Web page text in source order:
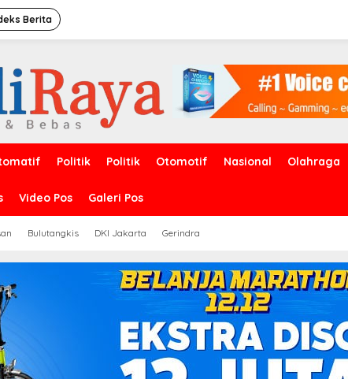
Berita
Politik Politik Otomotif Nasional Olahraga
Video Pos Galeri Pos
Bulutangkis DKI Jakarta Gerindra